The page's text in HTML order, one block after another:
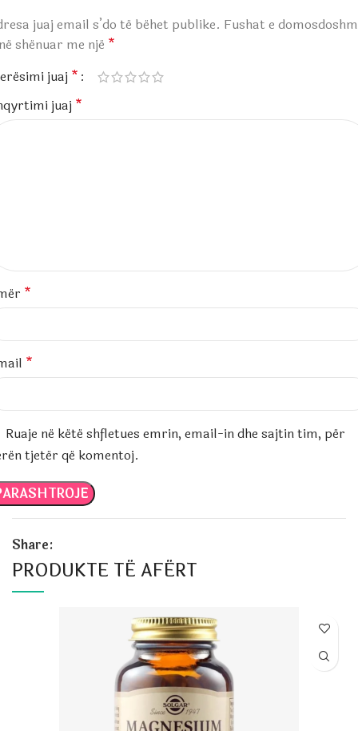
juaj email s’do të bëhet publike. Fushat e
shënuar me një *
juaj *
juaj *
*
*
Ruaje në këtë shfletues emrin, email-in dhe sajtin tim, për
tjetër që komentoj.
Share:
PRODUKTE TË AFËRT